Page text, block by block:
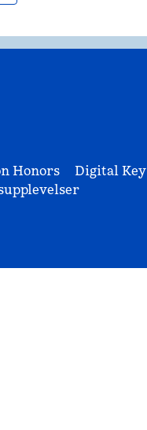
Honors
Digital Key